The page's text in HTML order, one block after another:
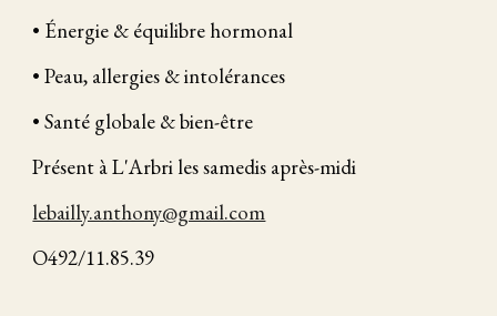
• Énergie & équilibre hormonal
• Peau, allergies & intolérances
• Santé globale & bien-être
Présent à L'Arbri les samedis après-midi
lebailly.anthony@gmail.com
O492/11.85.39